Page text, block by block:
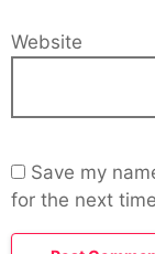
Website
Save my
for the next